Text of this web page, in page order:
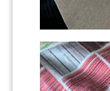
PAHANG(13)
KELANTAN(22)